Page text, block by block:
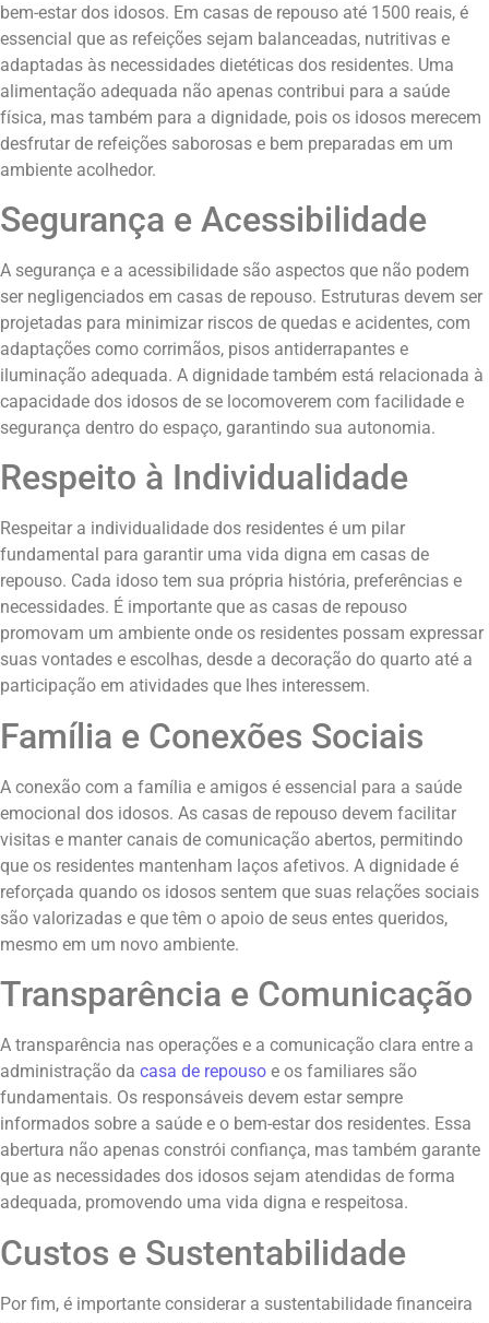
bem-estar dos idosos. Em casas de repouso até 1500 reais, é
essencial que as refeições sejam balanceadas, nutritivas e
adaptadas às necessidades dietéticas dos residentes. Uma
alimentação adequada não apenas contribui para a saúde
física, mas também para a dignidade, pois os idosos merecem
desfrutar de refeições saborosas e bem preparadas em um
ambiente acolhedor.
Segurança e Acessibilidade
A segurança e a acessibilidade são aspectos que não podem
ser negligenciados em casas de repouso. Estruturas devem ser
projetadas para minimizar riscos de quedas e acidentes, com
adaptações como corrimãos, pisos antiderrapantes e
iluminação adequada. A dignidade também está relacionada à
capacidade dos idosos de se locomoverem com facilidade e
segurança dentro do espaço, garantindo sua autonomia.
Respeito à Individualidade
Respeitar a individualidade dos residentes é um pilar
fundamental para garantir uma vida digna em casas de
repouso. Cada idoso tem sua própria história, preferências e
necessidades. É importante que as casas de repouso
promovam um ambiente onde os residentes possam expressar
suas vontades e escolhas, desde a decoração do quarto até a
participação em atividades que lhes interessem.
Família e Conexões Sociais
A conexão com a família e amigos é essencial para a saúde
emocional dos idosos. As casas de repouso devem facilitar
visitas e manter canais de comunicação abertos, permitindo
que os residentes mantenham laços afetivos. A dignidade é
reforçada quando os idosos sentem que suas relações sociais
são valorizadas e que têm o apoio de seus entes queridos,
mesmo em um novo ambiente.
Transparência e Comunicação
A transparência nas operações e a comunicação clara entre a
administração da casa de repouso e os familiares são
fundamentais. Os responsáveis devem estar sempre
informados sobre a saúde e o bem-estar dos residentes. Essa
abertura não apenas constrói confiança, mas também garante
que as necessidades dos idosos sejam atendidas de forma
adequada, promovendo uma vida digna e respeitosa.
Custos e Sustentabilidade
Por fim, é importante considerar a sustentabilidade financeira